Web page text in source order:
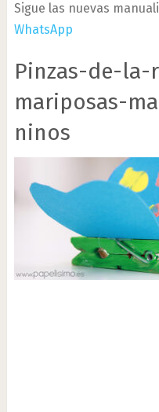
Sigue las nuevas
WhatsApp
Pinzas-de-la-
mariposas-
ninos